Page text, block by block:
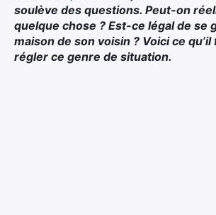
soulève des questions. Peut-on
quelque chose ? Est-ce légal de se
maison de son voisin ? Voici ce
régler ce genre de situation.